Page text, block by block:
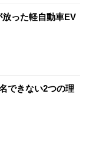
った軽自動車EV
できない2つの理